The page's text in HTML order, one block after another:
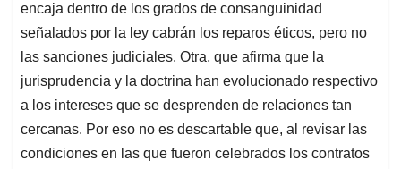
encaja dentro de los grados de consanguinidad
señalados por la ley cabrán los reparos éticos, pero no
las sanciones judiciales. Otra, que afirma que la
jurisprudencia y la doctrina han evolucionado respectivo
a los intereses que se desprenden de relaciones tan
cercanas. Por eso no es descartable que, al revisar las
condiciones en las que fueron celebrados los contratos